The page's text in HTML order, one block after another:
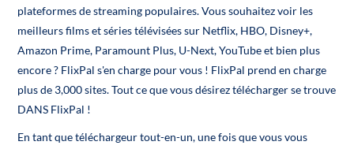
plateformes de streaming populaires. Vous souhaitez voir les
meilleurs films et séries télévisées sur Netflix, HBO, Disney+,
Amazon Prime, Paramount Plus, U-Next, YouTube et bien plus
encore ? FlixPal s'en charge pour vous ! FlixPal prend en charge
plus de 3,000 sites. Tout ce que vous désirez télécharger se trouve
DANS FlixPal !
En tant que téléchargeur tout-en-un, une fois que vous vous